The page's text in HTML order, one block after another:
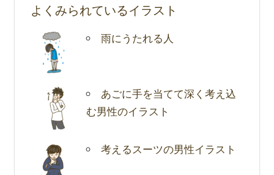
よくみられているイラスト
雨にうたれる人
あごに手を当てて深く考え込
む男性のイラスト
考えるスーツの男性イラスト